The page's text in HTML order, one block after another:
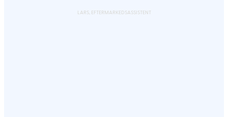
LARS, EFTERMARKEDSASSISTENT